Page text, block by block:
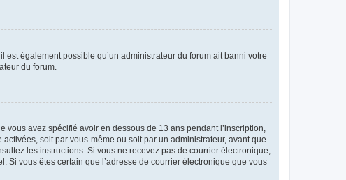
est également possible qu’un administrateur du forum ait banni votre
du forum.
avez spécifié avoir en dessous de 13 ans pendant l’inscription,
soit par vous-même ou soit par un administrateur, avant que
les instructions. Si vous ne recevez pas de courrier électronique,
vous êtes certain que l’adresse de courrier électronique que vous